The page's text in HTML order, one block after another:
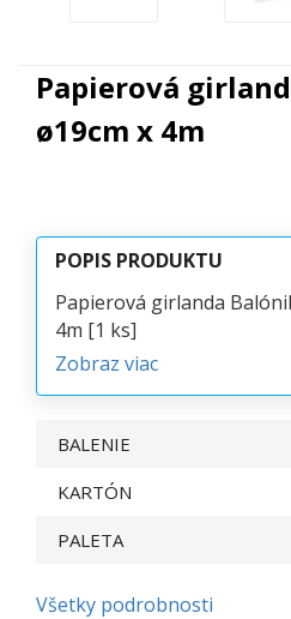
Papierová
ø19cm x 4m
POPIS PRODUKTU
Papierová girlanda
4m [1 ks]
Zobraz viac
BALENIE
KARTÓN
PALETA
Všetky podrobnosti